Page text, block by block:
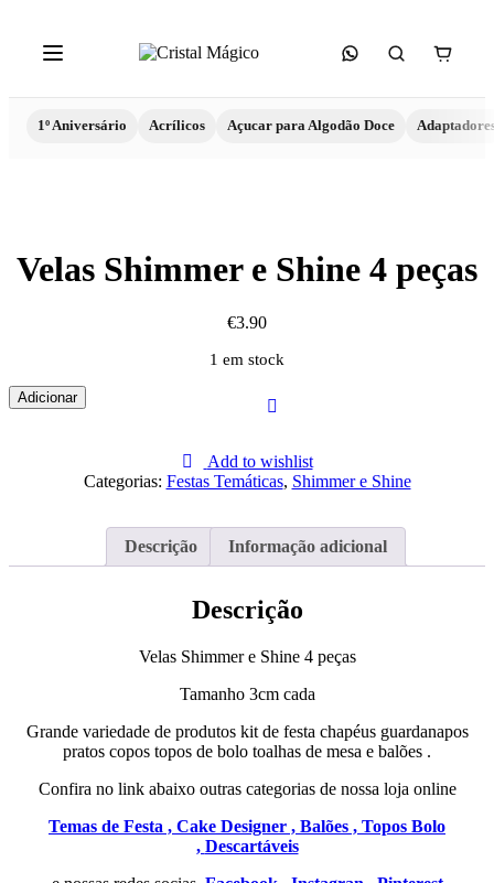
1º Aniversário Acrílicos Açucar para Algodão Doce
Velas Shimmer e Shine 4 peças
€3.90
1 em stock
Quantidade
de
Adicionar
Add to wishlist
Categorias: Festas Temáticas, Shimmer e Shine
Descrição Informação adicional
Descrição
Velas Shimmer e Shine 4 peças
Tamanho 3cm cada
Grande variedade de produtos kit de festa chapéus guardanapos
pratos copos topos de bolo toalhas de mesa e balões .
Confira no link abaixo outras categorias de nossa loja online
Temas de Festa , Cake Designer , Balões , Topos Bolo
, Descartáveis